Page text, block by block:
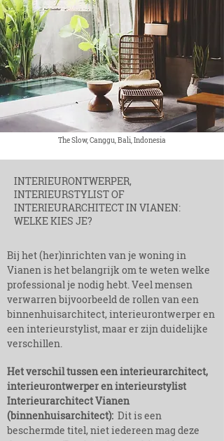
The Slow, Canggu, Bali, Indonesia
INTERIEURONTWERPER,
INTERIEURSTYLIST OF
INTERIEURARCHITECT IN VIANEN:
WELKE KIES JE?
Bij het (her)inrichten van je woning in
Vianen is het belangrijk om te weten welke
professional je nodig hebt. Veel mensen
verwarren bijvoorbeeld de rollen van een
binnenhuisarchitect, interieurontwerper en
een interieurstylist, maar er zijn duidelijke
verschillen.
Het verschil tussen een interieurarchitect,
interieurontwerper en interieurstylist​
Interieurarchitect Vianen
(binnenhuisarchitect): Dit is een
beschermde titel, niet iedereen mag deze